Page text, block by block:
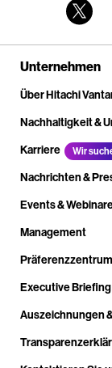
Unternehmen
Über Hitachi
Nachhaltigkeit &
Karriere
Wir
Nachrichten &
Events &
Management
Präferenzzentrum
Executive
Auszeichnungen